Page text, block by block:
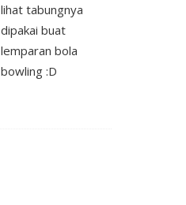
lihat tabungnya
dipakai buat
lemparan bola
bowling :D